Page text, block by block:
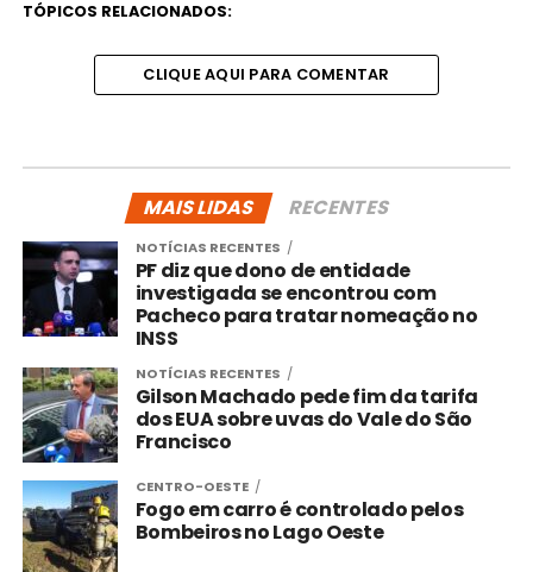
TÓPICOS RELACIONADOS:
CLIQUE AQUI PARA COMENTAR
MAIS LIDAS RECENTES
NOTÍCIAS RECENTES
PF diz que dono de entidade
investigada se encontrou com
Pacheco para tratar nomeação no
INSS
NOTÍCIAS RECENTES
Gilson Machado pede fim da tarifa
dos EUA sobre uvas do Vale do São
Francisco
CENTRO-OESTE
Fogo em carro é controlado pelos
Bombeiros no Lago Oeste